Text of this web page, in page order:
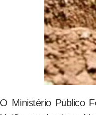
O Ministério Público